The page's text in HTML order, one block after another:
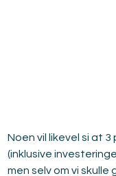
Noen vil likevel si at
(inklusive
men selv om vi